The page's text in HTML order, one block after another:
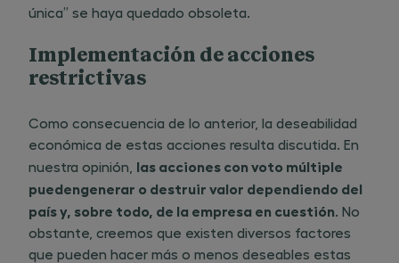
única” se haya quedado obsoleta.
Implementación de acciones
restrictivas
Como consecuencia de lo anterior, la deseabilidad
económica de estas acciones resulta discutida. En
nuestra opinión, ​ las acciones con voto múltiple
puedengenerar o destruir valor dependiendo del
país y, sobre todo, de la empresa en cuestión. No
obstante, creemos que existen diversos factores
que pueden hacer más o menos deseables estas